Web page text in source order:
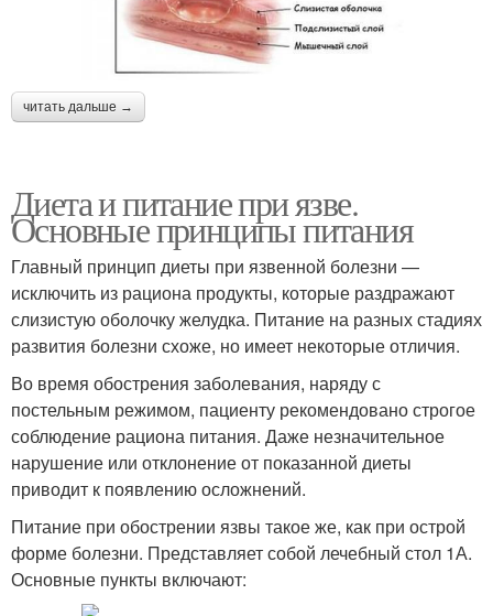
читать дальше →
Диета и питание при язве.
Основные принципы питания
Главный принцип диеты при язвенной болезни —
исключить из рациона продукты, которые раздражают
слизистую оболочку желудка. Питание на разных стадиях
развития болезни схоже, но имеет некоторые отличия.
Во время обострения заболевания, наряду с
постельным режимом, пациенту рекомендовано строгое
соблюдение рациона питания. Даже незначительное
нарушение или отклонение от показанной диеты
приводит к появлению осложнений.
Питание при обострении язвы такое же, как при острой
форме болезни. Представляет собой лечебный стол 1А.
Основные пункты включают: